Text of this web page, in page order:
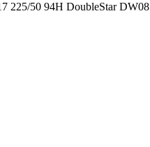
225/50 94H DoubleStar DW08